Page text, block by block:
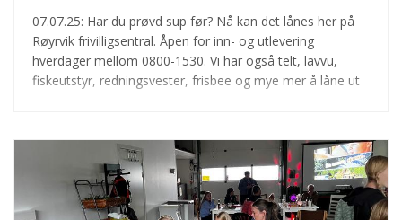
07.07.25: Har du prøvd sup før? Nå kan det lånes her på
Røyrvik frivilligsentral. Åpen for inn- og utlevering
hverdager mellom 0800-1530. Vi har også telt, lavvu,
fiskeutstyr, redningsvester, frisbee og mye mer å låne ut